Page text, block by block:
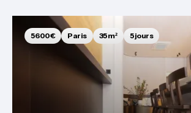
5 600€ Paris 35 m² 5 jours